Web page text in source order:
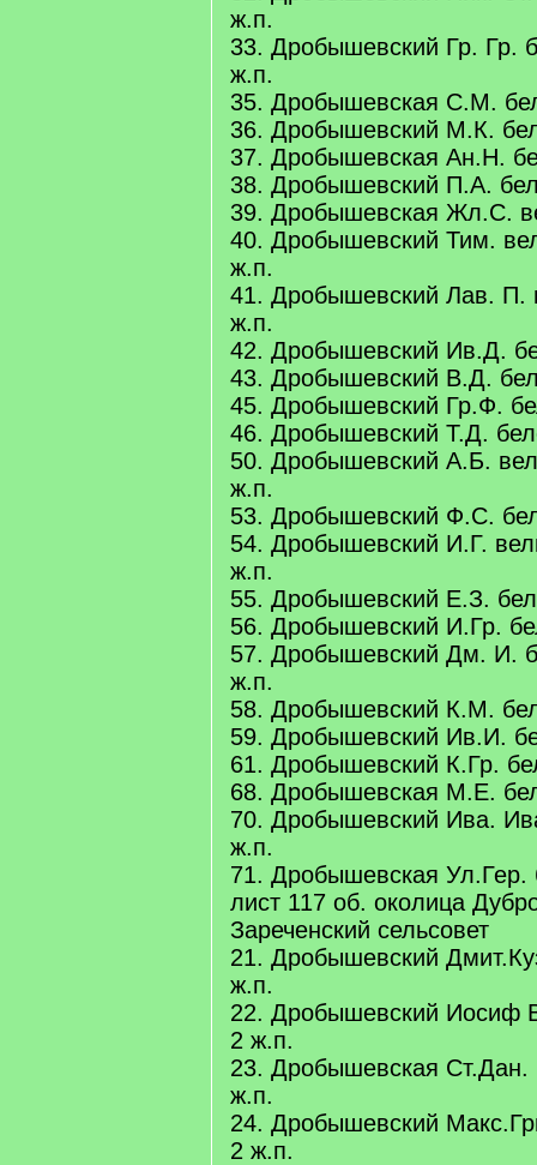
ж.п.
33. Дробышевский Гр. Гр.
ж.п.
35. Дробышевская С.М.
36. Дробышевский М.К.
37. Дробышевская Ан.Н.
38. Дробышевский П.А.
39. Дробышевская Жл.С.
40. Дробышевский Тим.
ж.п.
41. Дробышевский Лав. П.
ж.п.
42. Дробышевский Ив.Д.
43. Дробышевский В.Д.
45. Дробышевский Гр.Ф.
46. Дробышевский Т.Д.
50. Дробышевский А.Б.
ж.п.
53. Дробышевский Ф.С.
54. Дробышевский И.Г.
ж.п.
55. Дробышевский Е.З.
56. Дробышевский И.Гр.
57. Дробышевский Дм. И.
ж.п.
58. Дробышевский К.М.
59. Дробышевский Ив.И.
61. Дробышевский К.Гр.
68. Дробышевская М.Е.
70. Дробышевский Ива.
ж.п.
71. Дробышевская Ул.Гер.
лист 117 об. околица
Зареченский сельсовет
21. Дробышевский
ж.п.
22. Дробышевский Иосиф
2 ж.п.
23. Дробышевская Ст.Дан.
ж.п.
24. Дробышевский
2 ж.п.